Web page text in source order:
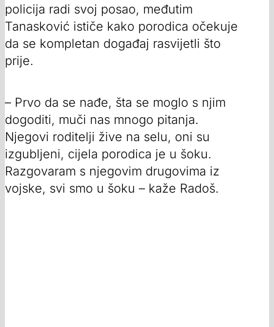
policija radi svoj posao, međutim
Tanasković ističe kako porodica očekuje
da se kompletan događaj rasvijetli što
prije.
– Prvo da se nađe, šta se moglo s njim
dogoditi, muči nas mnogo pitanja.
Njegovi roditelji žive na selu, oni su
izgubljeni, cijela porodica je u šoku.
Razgovaram s njegovim drugovima iz
vojske, svi smo u šoku – kaže Radoš.